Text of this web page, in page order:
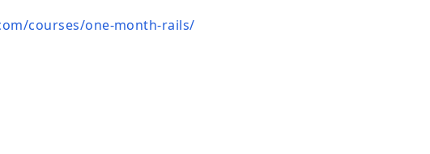
courses/one-month-rails/